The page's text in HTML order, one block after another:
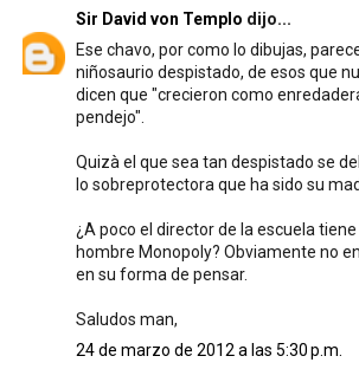
Sir David von Templo dijo...
Ese chavo, por como lo dibujas,
niñosaurio despistado, de esos que
dicen que "crecieron como
pendejo".
Quizà el que sea tan despistado se
lo sobreprotectora que ha sido su
¿A poco el director de la escuela tiene
hombre Monopoly? Obviamente no
en su forma de pensar.
Saludos man,
24 de marzo de 2012 a las 5:30 p.m.